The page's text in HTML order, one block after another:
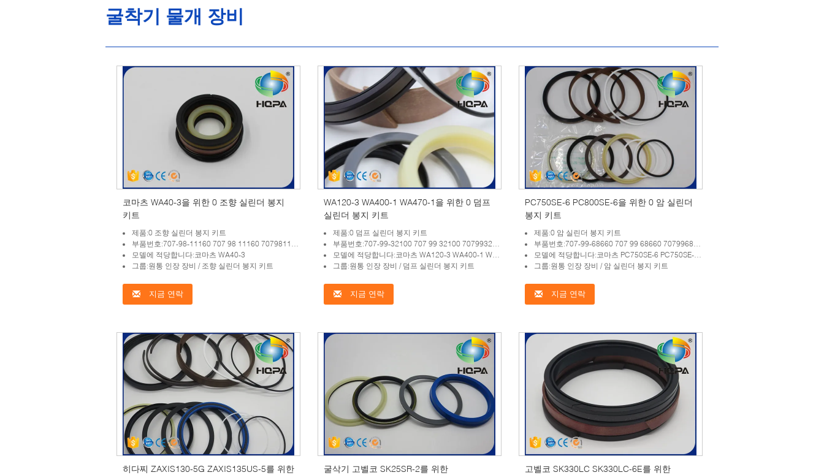
굴착기 물개 장비
코마츠 WA40-3을 위한 0 조향 실린더 봉지
키트
제품:0 조향 실린더 봉지 키트
부품번호:707-98-11160 707 98 11160 7079811160
모델에 적당합니다:코마츠 WA40-3
그룹:원통 인장 장비 / 조향 실린더 봉지 키트
지금 연락
WA120-3 WA400-1 WA470-1을 위한 0 덤프
실린더 봉지 키트
제품:0 덤프 실린더 봉지 키트
부품번호:707-99-32100 707 99 32100 7079932100
모델에 적당합니다:코마츠 WA120-3 WA400-1 WA470-1
그룹:원통 인장 장비 / 덤프 실린더 봉지 키트
지금 연락
PC750SE-6 PC800SE-6을 위한 0 암 실린더
봉지 키트
제품:0 암 실린더 봉지 키트
부품번호:707-99-68660 707 99 68660 7079968660
모델에 적당합니다:코마츠 PC750SE-6 PC750SE-7 PC800-6 PC800SE-6 PC800-7 PC800SE-7
그룹:원통 인장 장비 / 암 실린더 봉지 키트
지금 연락
히다찌 ZAXIS130-5G ZAXIS135US-5를 위한
굴삭기 고벨코 SK25SR-2를 위한
고벨코 SK330LC SK330LC-6E를 위한